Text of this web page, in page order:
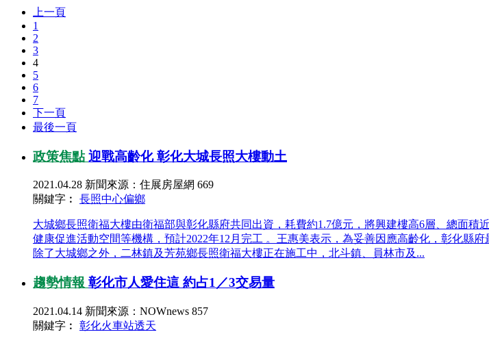
上一頁
1
2
3
4
5
6
7
下一頁
最後一頁
政策焦點迎戰高齡化 彰化大城長照大樓動土
2021.04.28 新聞來源：住展房屋網 669
關鍵字︰ 長照中心偏鄉
大城鄉長照衛福大樓由衛福部與彰化縣府共同出資，耗費約1.7億元，將興建樓高6層、總面
健康促進活動空間等機構，預計2022年12月完工 。王惠美表示，為妥善因應高齡化，彰化縣
除了大城鄉之外，二林鎮及芳苑鄉長照衛福大樓正在施工中，北斗鎮、員林市及...
趨勢情報 彰化市人愛住這 約占1／3交易量
2021.04.14 新聞來源：NOWnews 857
關鍵字︰ 彰化火車站透天